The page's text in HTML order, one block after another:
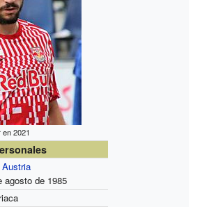
en 2021
Austria
agosto de 1985